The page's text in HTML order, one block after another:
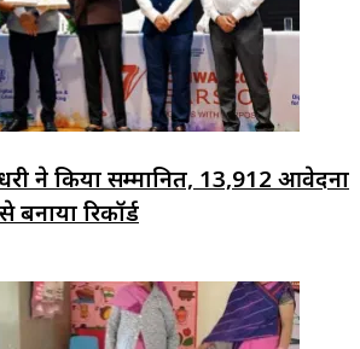
ने किया सम्मानित, 13,912 आवेदनों
रिकॉर्ड